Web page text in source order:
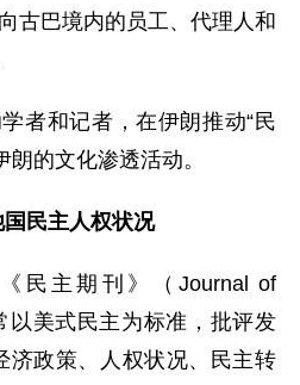
古巴境内的员工、代理人和
者和记者，在伊朗推动“民
朗的文化渗透活动。
国民主人权状况
民主期刊》（Journal of
以美式民主为标准，批评发
济政策、人权状况、民主转